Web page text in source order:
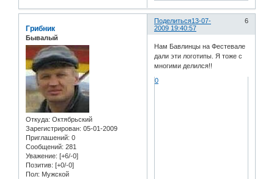
Поделиться 6
13-07-
2009 19:40:57
Грибник
Бывалый
Откуда: Октябрьский
Зарегистрирован: 05-01-2009
Приглашений: 0
Сообщений: 281
Уважение: [+6/-0]
Позитив: [+0/-0]
Пол: Мужской
Нам Бавлинцы на Фестевале
дали эти логотипы. Я тоже с
многими делился!!
0